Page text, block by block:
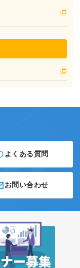
よくある質問
お問い合わせ